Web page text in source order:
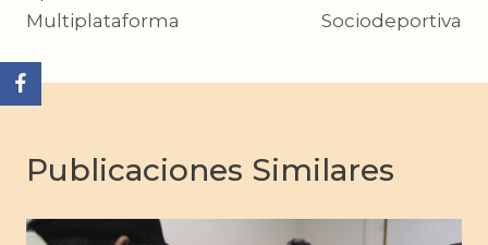
Multiplataforma
Sociodeportiva
Publicaciones Similares